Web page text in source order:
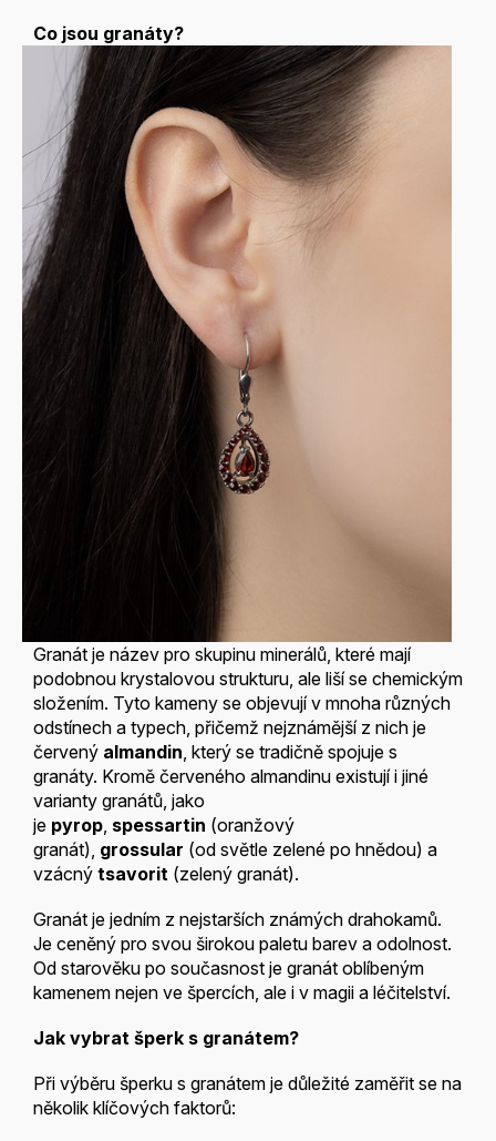
Co jsou granáty?
Granát je název pro skupinu minerálů, které mají
podobnou krystalovou strukturu, ale liší se chemickým
složením. Tyto kameny se objevují v mnoha různých
odstínech a typech, přičemž nejznámější z nich je
červený almandin, který se tradičně spojuje s
granáty. Kromě červeného almandinu existují i ​​jiné
varianty granátů, jako
je pyrop, spessartin (oranžový
granát), grossular (od světle zelené po hnědou) a
vzácný tsavorit (zelený granát).
Granát je jedním z nejstarších známých drahokamů.
Je ceněný pro svou širokou paletu barev a odolnost.
Od starověku po současnost je granát oblíbeným
kamenem nejen ve špercích, ale i v magii a léčitelství.
Jak vybrat šperk s granátem?
Při výběru šperku s granátem je důležité zaměřit se na
několik klíčových faktorů: